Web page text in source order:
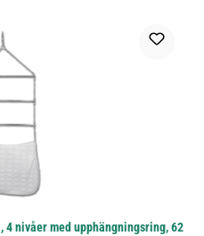
nivåer med upphängningsring, 62